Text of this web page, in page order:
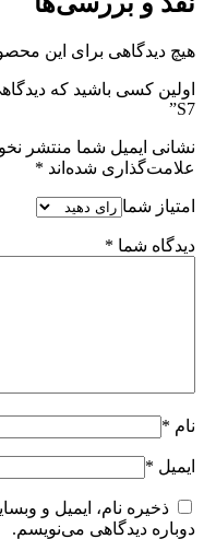
هیچ دیدگاهی برای این
اولین کسی باشید که
S7”
نشانی ایمیل شما منتشر
علامت‌گذاری شده‌اند *
امتیاز شما
دیدگاه شما *
نام *
ایمیل *
ذخیره نام، ایمیل و
دوباره دیدگاهی می‌نویسم.